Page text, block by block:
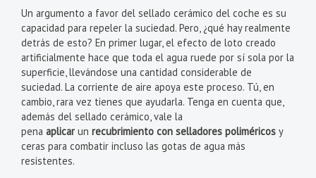
Un argumento a favor del sellado cerámico del coche es su
capacidad para repeler la suciedad. Pero, ¿qué hay realmente
detrás de esto? En primer lugar, el efecto de loto creado
artificialmente hace que toda el agua ruede por sí sola por la
superficie, llevándose una cantidad considerable de
suciedad. La corriente de aire apoya este proceso. Tú, en
cambio, rara vez tienes que ayudarla. Tenga en cuenta que,
además del sellado cerámico, vale la
pena aplicar un recubrimiento con selladores poliméricos y
ceras para combatir incluso las gotas de agua más
resistentes.